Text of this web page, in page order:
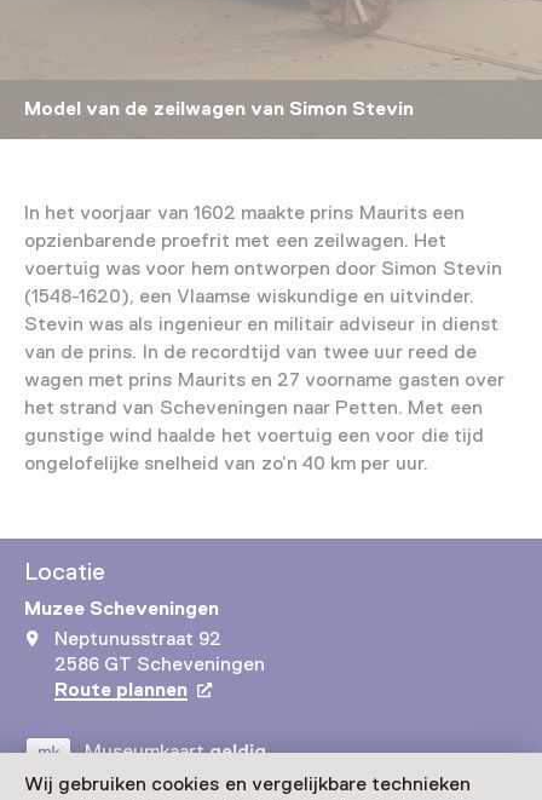
Wij gebruiken cookies en vergelijkbare technieken
Model van de zeilwagen van Simon Stevin
In het voorjaar van 1602 maakte prins Maurits een
opzienbarende proefrit met een zeilwagen. Het
voertuig was voor hem ontworpen door Simon Stevin
(1548-1620), een Vlaamse wiskundige en uitvinder.
Stevin was als ingenieur en militair adviseur in dienst
van de prins. In de recordtijd van twee uur reed de
wagen met prins Maurits en 27 voorname gasten over
het strand van Scheveningen naar Petten. Met een
gunstige wind haalde het voertuig een voor die tijd
ongelofelijke snelheid van zo’n 40 km per uur.
Locatie
Muzee Scheveningen
Neptunusstraat 92
2586 GT Scheveningen
Route plannen Opent in een nieuw tabblad
Museumkaartgeldig